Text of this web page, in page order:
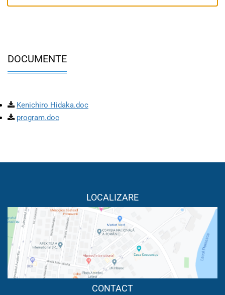
DOCUMENTE
Kenichiro Hidaka.doc
program.doc
LOCALIZARE
CONTACT